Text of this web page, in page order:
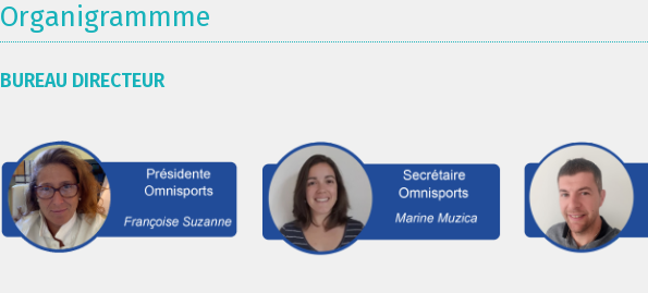
Organigrammme
BUREAU DIRECTEUR